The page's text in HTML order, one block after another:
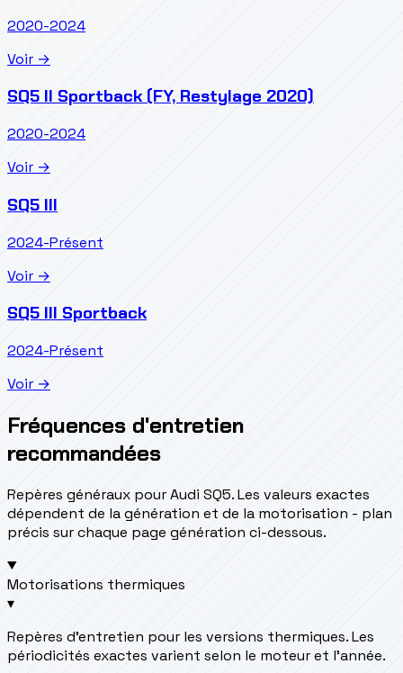
2020-2024
Voir →
SQ5 II Sportback (FY, Restylage 2020)
2020-2024
Voir →
SQ5 III
2024-Présent
Voir →
SQ5 III Sportback
2024-Présent
Voir →
Fréquences d'entretien
recommandées
Repères généraux pour Audi SQ5. Les valeurs exactes
dépendent de la génération et de la motorisation - plan
précis sur chaque page génération ci-dessous.
Motorisations thermiques
▾
Repères d’entretien pour les versions thermiques. Les
périodicités exactes varient selon le moteur et l’année.